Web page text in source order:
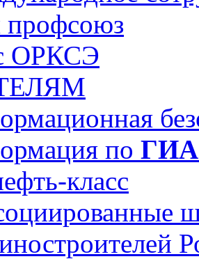
ОРКСЭ
по ГИА
класс